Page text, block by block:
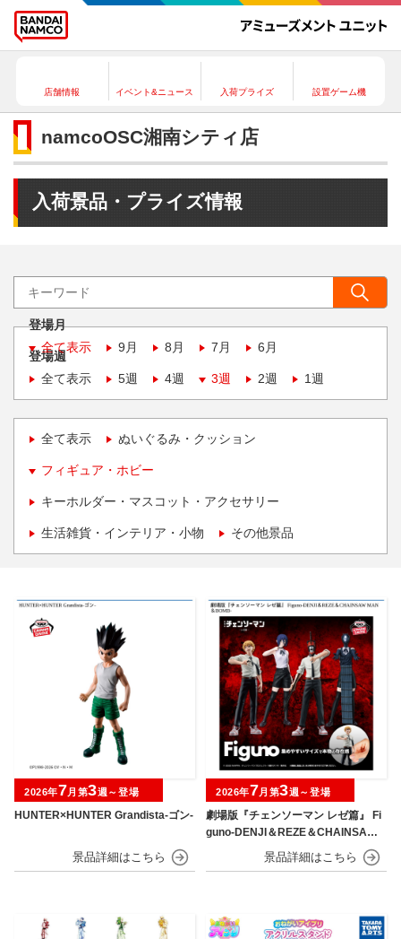
店舗情報 イベント&ニュース 入荷プライズ 設置ゲーム機
namcoOSC湘南シティ店
入荷景品・プライズ情報
登場月
全て表示
9月 8月 7月 6月
登場週
全て表示
5週 4週 3週 2週 1週
全て表示 ぬいぐるみ・クッション
フィギュア・ホビー
キーホルダー・マスコット・アクセサリー
生活雑貨・インテリア・小物 その他景品
HUNTER×HUNTER Grandista-ゴン-
2026年7月第3週～登場
劇場版『チェンソーマン レゼ篇』 Fi
guno-DENJI＆REZE＆CHAINSAW
MAN＆BOMB-
2026年7月第3週～登場